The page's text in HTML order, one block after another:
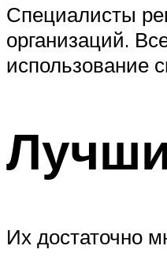
Специалисты
организаций.
использование
Их достаточно